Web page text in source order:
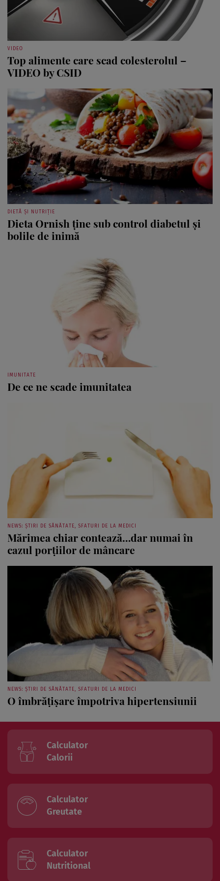
VIDEO
Top alimente care scad colesterolul –
VIDEO by CSID
DIETĂ ȘI NUTRIȚIE
Dieta Ornish ţine sub control diabetul şi
bolile de inimă
IMUNITATE
De ce ne scade imunitatea
NEWS: ȘTIRI DE SĂNĂTATE, SFATURI DE LA MEDICI
Mărimea chiar contează…dar numai în
cazul porţiilor de mâncare
NEWS: ȘTIRI DE SĂNĂTATE, SFATURI DE LA MEDICI
O îmbrăţişare împotriva hipertensiunii
Calculator
Calorii
Calculator
Greutate
Calculator
Nutritional